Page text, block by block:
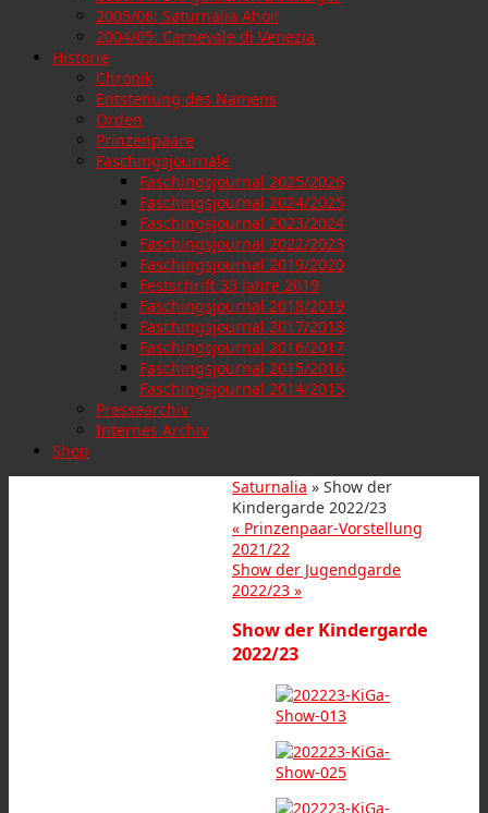
2005/06: Saturnalia Ahoi!
2004/05: Carnevale di Venezia
Historie
Chronik
Entstehung des Namens
Orden
Prinzenpaare
Faschingsjournale
Faschingsjournal 2025/2026
Faschingsjournal 2024/2025
Faschingsjournal 2023/2024
Faschingsjournal 2022/2023
Faschingsjournal 2019/2020
Festschrift 33 Jahre 2019
Faschingsjournal 2018/2019
Faschingsjournal 2017/2018
Faschingsjournal 2016/2017
Faschingsjournal 2015/2016
Faschingsjournal 2014/2015
Pressearchiv
Internes Archiv
Shop
Saturnalia » Show der
Kindergarde 2022/23
« Prinzenpaar-Vorstellung
2021/22
Show der Jugendgarde
2022/23 »
Show der Kindergarde
2022/23